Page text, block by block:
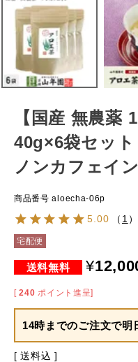
【国産 無農薬
40g×6袋セッ
ノンカフェイン
商品番号 aloecha-06p
5.00 （ 1 ）
宅配便
¥
[ 240 ポイント進呈]
14時までのご注文で明
送料込